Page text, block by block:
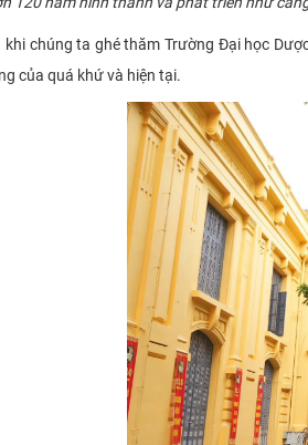
chúng ta ghé thăm Trường Đại học
của quá khứ và hiện tại.